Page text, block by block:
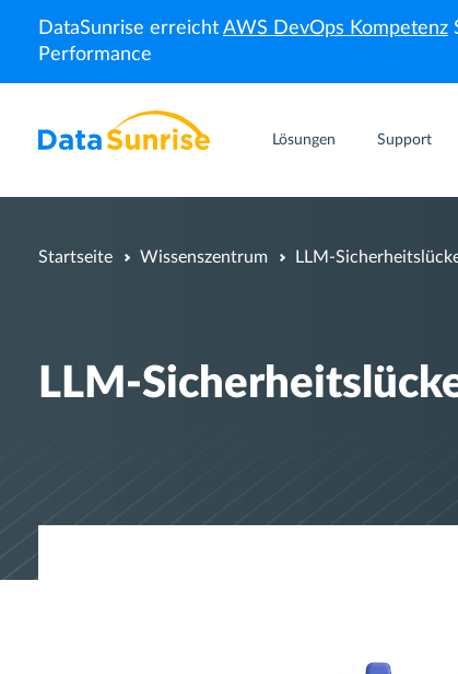
DataSunrise erreicht AWS DevOps Kompetenz
Performance
Lösungen Support
Startseite Wissenszentrum LLM-
LLM-